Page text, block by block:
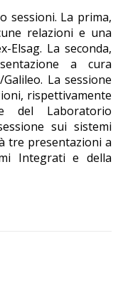
sessioni. La prima,
relazioni e una
Elsag. La seconda,
a cura
La sessione
rispettivamente
del Laboratorio
sui sistemi
tre presentazioni a
Integrati e della